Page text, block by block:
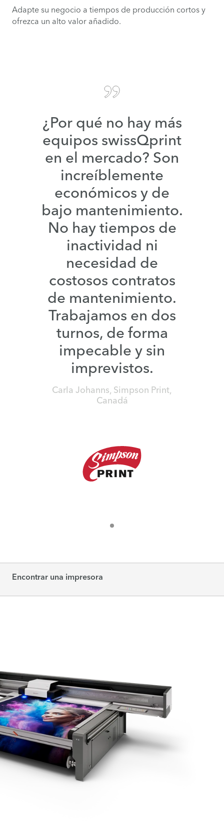
Adapte su negocio a tiempos de producción cortos y
ofrezca un alto valor añadido.
¿Por qué no hay más
equipos swissQprint
en el mercado? Son
increíblemente
económicos y de
bajo mantenimiento.
No hay tiempos de
inactividad ni
necesidad de
costosos contratos
de mantenimiento.
Trabajamos en dos
turnos, de forma
impecable y sin
imprevistos.
Carla Johanns, Simpson Print,
Canadá
Encontrar una impresora